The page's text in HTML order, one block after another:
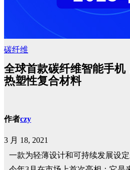
碳纤维
全球首款碳纤维智能手机
热塑性复合材料
作者czy
3 月 18, 2021
一款为轻薄设计和可持续发展设